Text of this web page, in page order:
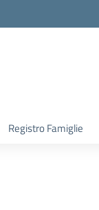
Registro Famiglie